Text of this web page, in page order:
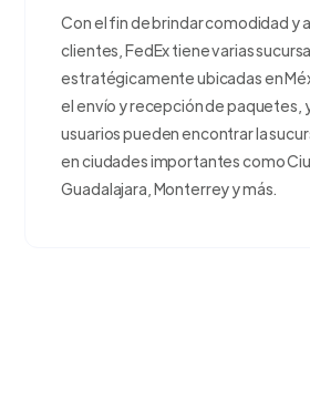
Con el fin de brindar comodidad y
clientes, FedEx tiene varias
estratégicamente ubicadas en
el envío y recepción de paquetes,
usuarios pueden encontrar la
en ciudades importantes como
Guadalajara, Monterrey y más.